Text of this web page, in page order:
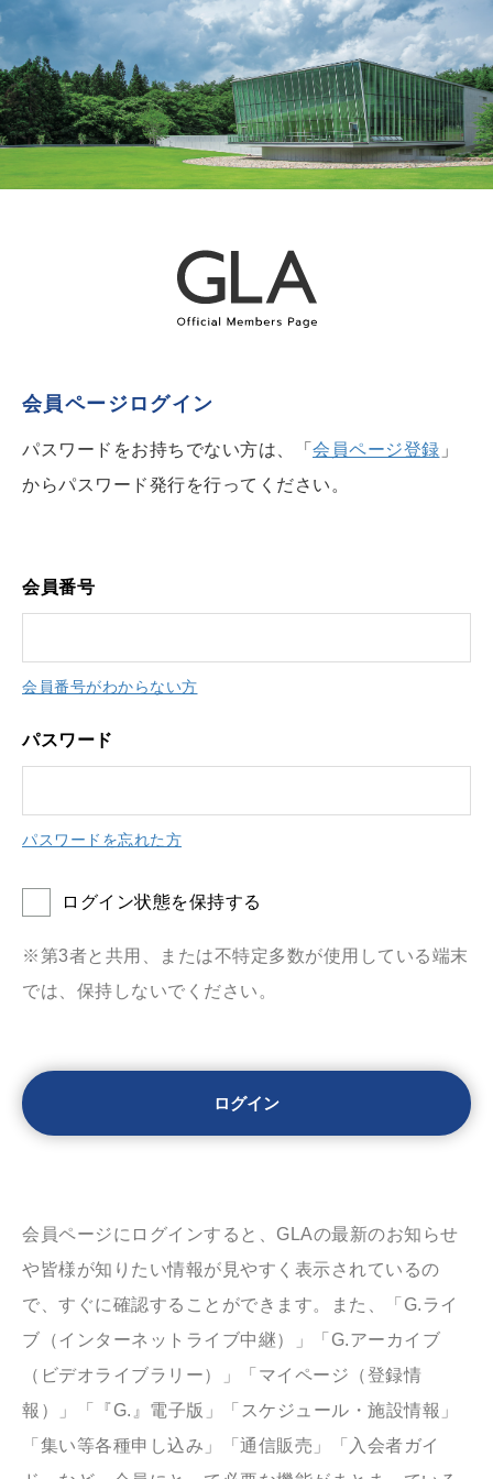
会員ページログイン
パスワードをお持ちでない方は、「 会員ページ登録 」
からパスワード発行を行ってください。
会員番号
会員番号がわからない方
パスワード
パスワードを忘れた方
ログイン状態を保持する
※第3者と共用、または不特定多数が使用している端末
では、保持しないでください。
会員ページにログインすると、GLAの最新のお知らせ
や皆様が知りたい情報が見やすく表示されているの
で、すぐに確認することができます。また、「G.ライ
ブ（インターネットライブ中継）」「G.アーカイブ
（ビデオライブラリー）」「マイページ（登録情
報）」「『G.』電子版」「スケジュール・施設情報」
「集い等各種申し込み」「通信販売」「入会者ガイ